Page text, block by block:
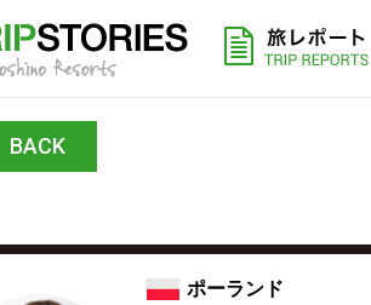
BACK
ポーランド